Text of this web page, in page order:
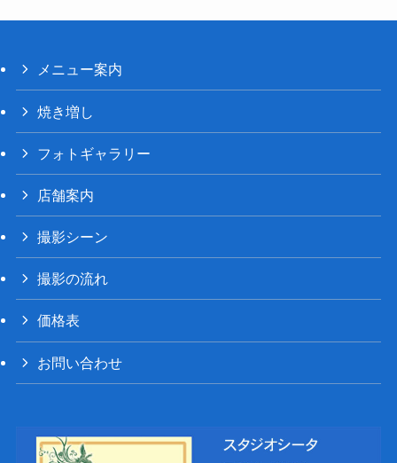
メニュー案内
焼き増し
フォトギャラリー
店舗案内
撮影シーン
撮影の流れ
価格表
お問い合わせ